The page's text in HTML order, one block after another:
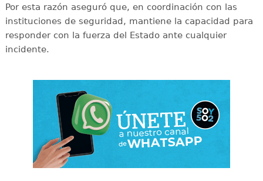
Por esta razón aseguró que, en coordinación con las
instituciones de seguridad, mantiene la capacidad para
responder con la fuerza del Estado ante cualquier
incidente.